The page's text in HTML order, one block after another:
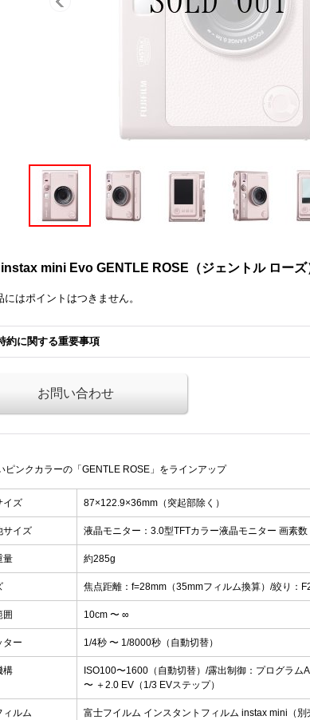
mini Evo GENTLE ROSE（ジェントル ローズ
にはポイントはつきません。
約に関する重要事項
お問い合わせ
ピンクカラーの「GENTLE ROSE」をラインアップ
イズ 87×122.9×36mm（突起部除く）
サイズ 液晶モニター：3.0型TFTカラー液晶モニター 画素
量 約285g
焦点距離：f=28mm（35mmフィルム換算）/絞り：
囲 10cm 〜 ∞
ター 1/4秒 〜 1/8000秒（自動切替）
構
ISO100〜1600（自動切替）/露出制御：プログラム
〜 ＋2.0 EV（1/3 EVステップ）
ィルム 富士フイルム インスタントフィルム instax mini（別